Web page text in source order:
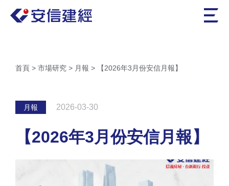
首頁 > 市場研究 > 月報 > 【2026年3月份安信月報】
月報 2026-03-30
【2026年3月份安信月報】